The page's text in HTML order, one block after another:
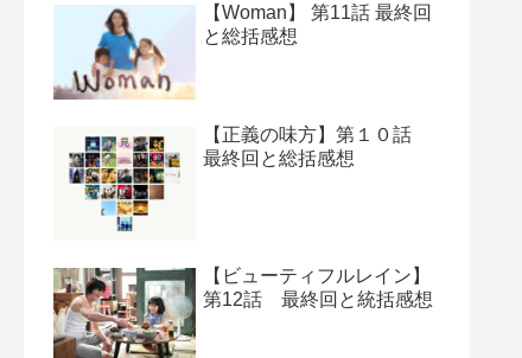
【Woman】 第11話 最終回
と総括感想
【正義の味方】第１０話
最終回と総括感想
【ビューティフルレイン】
第12話 最終回と統括感想